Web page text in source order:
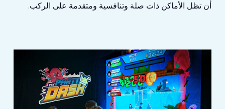
أن تظل الأماكن ذات صلة وتنافسية ومتقدمة على الركب.